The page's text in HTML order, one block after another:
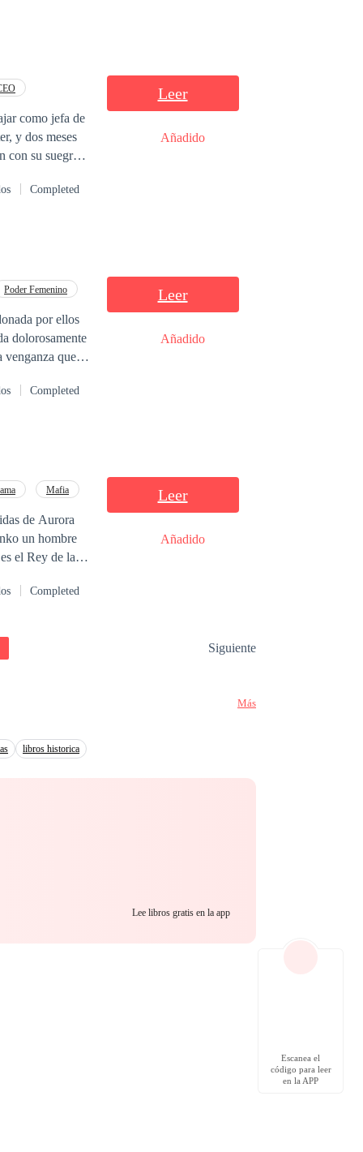
y Valeria
como jefa de
y dos meses
con su suegra,
pidió el
él. Ella era
Completed
Leer
Añadido
Poder Femenino
por ellos
venganza que
Completed
Leer
Añadido
Mafia
de Aurora
un hombre
Para
Completed
Leer
Añadido
Siguiente
Más
libros historica
Lee libros gratis en la app
Escanea el
código para leer
en la APP